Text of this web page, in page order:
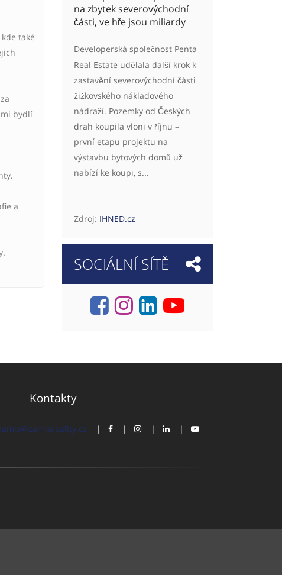
také
bydlí
a
na zbytek severovýchodní
části, ve hře jsou miliardy
Developerská společnost Penta
Real Estate udělala další krok k
zastavění severovýchodní části
žižkovského nákladového
nádraží. Pozemky od Českých
drah koupila vloni v říjnu –
první etapu projektu na
výstavbu bytových domů už
nabízí ke koupi, s...
Zdroj: IHNED.cz
SOCIÁLNÍ SÍTĚ
Kontakty
| | | |